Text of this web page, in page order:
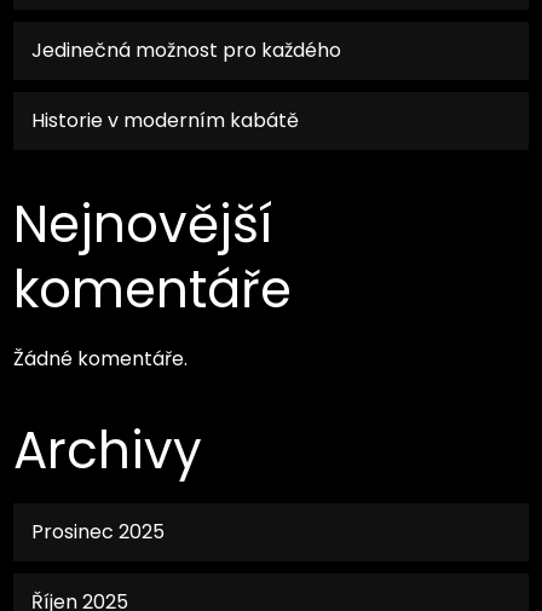
Jedinečná možnost pro každého
Historie v moderním kabátě
Nejnovější
komentáře
Žádné komentáře.
Archivy
Prosinec 2025
Říjen 2025